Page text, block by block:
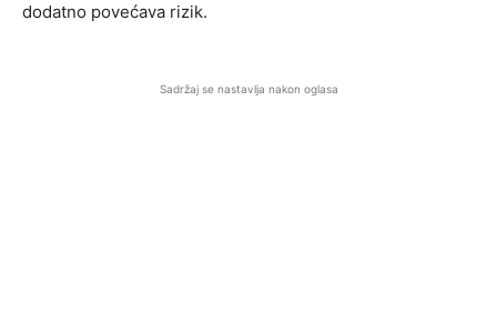
dodatno povećava rizik.
Sadržaj se nastavlja nakon oglasa